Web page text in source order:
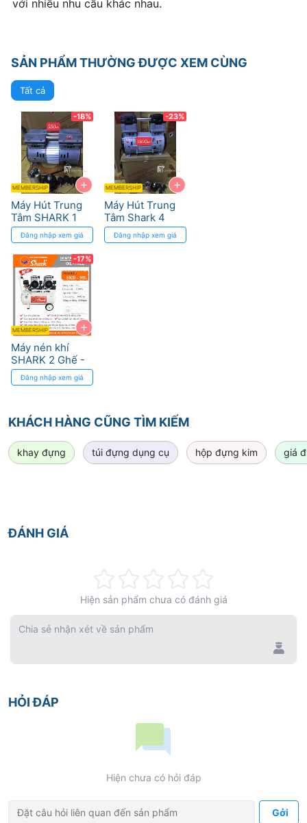
với nhiều nhu cầu khác nhau.
SẢN PHẨM THƯỜNG ĐƯỢC XEM CÙNG
Tất cả
+
-18%
MEMBERSHIP
Máy Hút Trung
Tâm SHARK 1
Ghế - Công Suất
550W, Áp Lực 8
kg/cm2
Đăng nhập xem giá
+
-17%
MEMBERSHIP
Máy nén khí
SHARK 2 Ghế -
Lực Hút 300
l/min
Đăng nhập xem giá
+
-23%
MEMBERSHIP
Máy Hút Trung
Tâm Shark 4
Ghế - Công Suất
1500W
Đăng nhập xem giá
KHÁCH HÀNG CŨNG TÌM KIẾM
khay đựng túi đựng dụng cụ hộp đựng kim giá
ĐÁNH GIÁ
0%
Hiện sản phẩm chưa có đánh giá
Chia sẻ nhận xét về sản phẩm
HỎI ĐÁP
Hiện chưa có hỏi đáp
Gởi